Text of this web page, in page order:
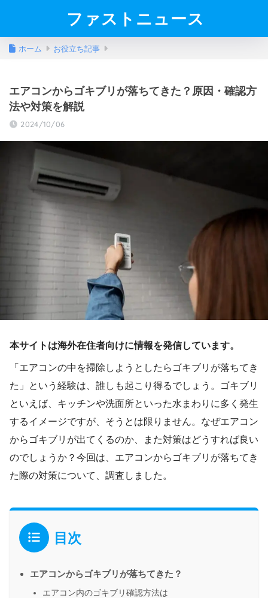
ファストニュース
ホーム お役立ち記事
エアコンからゴキブリが落ちてきた？原因・確認方
法や対策を解説
2024/10/06
本サイトは海外在住者向けに情報を発信しています。
「エアコンの中を掃除しようとしたらゴキブリが落ちてき
た」という経験は、誰しも起こり得るでしょう。ゴキブリ
といえば、キッチンや洗面所といった水まわりに多く発生
するイメージですが、そうとは限りません。なぜエアコン
からゴキブリが出てくるのか、また対策はどうすれば良い
のでしょうか？今回は、エアコンからゴキブリが落ちてき
た際の対策について、調査しました。
目次
エアコンからゴキブリが落ちてきた？
エアコン内のゴキブリ確認方法は